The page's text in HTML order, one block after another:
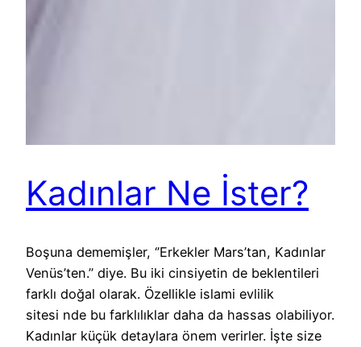
Kadınlar Ne İster?
Boşuna dememişler, ‘’Erkekler Mars’tan, Kadınlar
Venüs’ten.’’ diye. Bu iki cinsiyetin de beklentileri
farklı doğal olarak. Özellikle islami evlilik
sitesi nde bu farklılıklar daha da hassas olabiliyor.
Kadınlar küçük detaylara önem verirler. İşte size